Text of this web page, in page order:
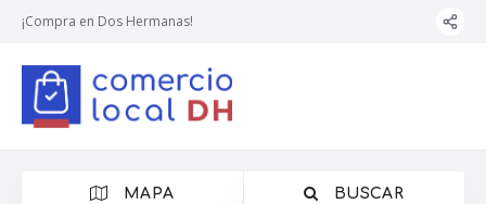
¡Compra en Dos Hermanas!
MAPA BUSCAR